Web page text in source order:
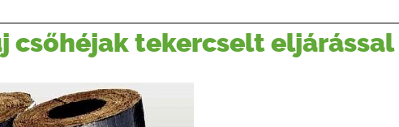
csőhéjak tekercselt eljárással